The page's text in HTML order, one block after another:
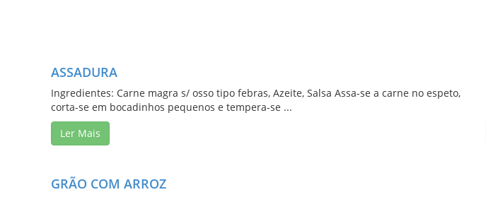
ASSADURA
Ingredientes: Carne magra s/ osso tipo febras, Azeite, Salsa Assa-se a carne no espeto,
corta-se em bocadinhos pequenos e tempera-se ...
Ler Mais
GRÃO COM ARROZ